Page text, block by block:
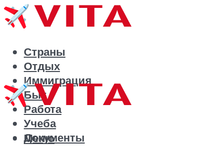
Страны
Отдых
Иммиграция
Быт
Работа
Учеба
Документы
Меню